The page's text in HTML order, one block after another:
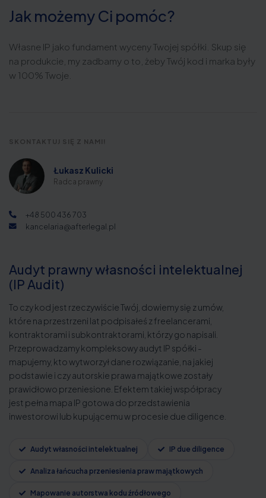
Jak możemy Ci pomóc?
Własne IP jako fundament wyceny Twojej spółki. Skup się
na produkcie, my zadbamy o to, żeby Twój kod i marka były
w 100% Twoje.
SKONTAKTUJ SIĘ Z NAMI!
Łukasz Kulicki
Radca prawny
+48 500 436 703
kancelaria@afterlegal.pl
Audyt prawny własności intelektualnej
(IP Audit)
To czy kod jest rzeczywiście Twój, dowiemy się z umów,
które na przestrzeni lat podpisałeś z freelancerami,
kontraktorami i subkontraktorami, którzy go napisali.
Przeprowadzamy kompleksowy audyt IP spółki -
mapujemy, kto wytworzył dane rozwiązanie, na jakiej
podstawie i czy autorskie prawa majątkowe zostały
prawidłowo przeniesione. Efektem takiej współpracy
jest pełna mapa IP gotowa do przedstawienia
inwestorowi lub kupującemu w procesie due diligence.
Audyt własności intelektualnej IP due diligence
Analiza łańcucha przeniesienia praw majątkowych
Mapowanie autorstwa kodu źródłowego